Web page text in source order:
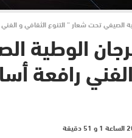
الصيفي تحت شعار ” التنوع الثقافي و
الوطية
رافعة